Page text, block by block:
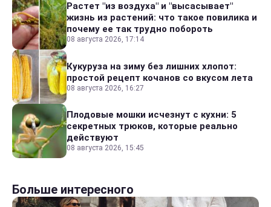
Растет "из воздуха" и "высасывает"
жизнь из растений: что такое повилика и
почему ее так трудно побороть
08 августа 2026, 17:14
Кукуруза на зиму без лишних хлопот:
простой рецепт кочанов со вкусом лета
08 августа 2026, 16:27
Плодовые мошки исчезнут с кухни: 5
секретных трюков, которые реально
действуют
08 августа 2026, 15:45
Больше интересного